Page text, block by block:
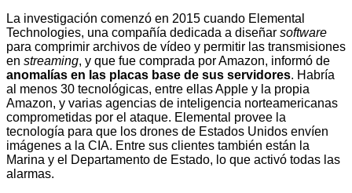
La investigación comenzó en 2015 cuando Elemental
Technologies, una compañía dedicada a diseñar software
para comprimir archivos de vídeo y permitir las transmisiones
en streaming, y que fue comprada por Amazon, informó de
anomalías en las placas base de sus servidores. Habría
al menos 30 tecnológicas, entre ellas Apple y la propia
Amazon, y varias agencias de inteligencia norteamericanas
comprometidas por el ataque. Elemental provee la
tecnología para que los drones de Estados Unidos envíen
imágenes a la CIA. Entre sus clientes también están la
Marina y el Departamento de Estado, lo que activó todas las
alarmas.